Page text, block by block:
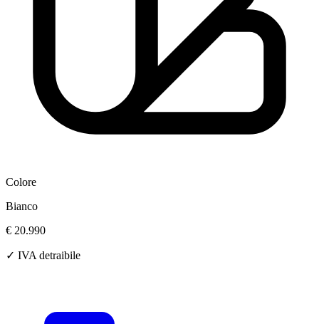
Colore
Bianco
€ 20.990
✓ IVA detraibile